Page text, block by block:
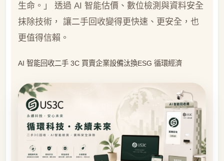
生命。」 透過 AI 智能估價、數位檢測與資料安全
抹除技術， 讓二手回收變得更快速、更安全，也
更值得信賴。
AI 智能回收二手 3C 買賣企業設備汰換ESG 循環經濟